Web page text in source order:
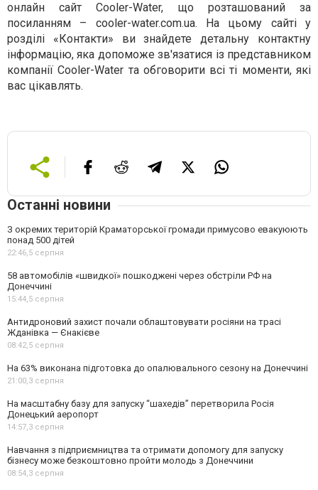
онлайн сайт Cooler-Water, що розташований за
посиланням – cooler-water.com.ua. На цьому сайті у
розділі «Контакти» ви знайдете детальну контактну
інформацію, яка допоможе зв'язатися із представником
компанії Cooler-Water та обговорити всі ті моменти, які
вас цікавлять.
Останні новини
З окремих територій Краматорської громади примусово евакуюють
понад 500 дітей
22:46,5 серпня
58 автомобілів «швидкої» пошкоджені через обстріли РФ на
Донеччині
15:44,5 серпня
Антидроновий захист почали облаштовувати росіяни на трасі
Жданівка — Єнакієве
08:42,5 серпня
На 63% виконана підготовка до опалювального сезону на Донеччині
21:00,3 серпня
На масштабну базу для запуску “шахедів” перетворила Росія
Донецький аеропорт
14:57,3 серпня
Навчання з підприємництва та отримати допомогу для запуску
бізнесу може безкоштовно пройти молодь з Донеччини
08:54,3 серпня